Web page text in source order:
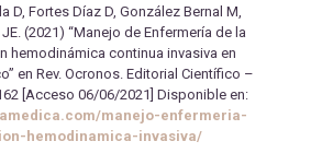
D, Fortes Díaz D, González Bernal M,
(2021) “Manejo de Enfermería de la
hemodinámica continua invasiva en
en Rev. Ocronos. Editorial Científico –
[Acceso 06/06/2021] Disponible en:
manejo-enfermeria-
hemodinamica-invasiva/